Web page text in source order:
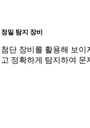
정밀 탐지 장비
첨단 장비를 활용해 보
고 정확하게 탐지하여